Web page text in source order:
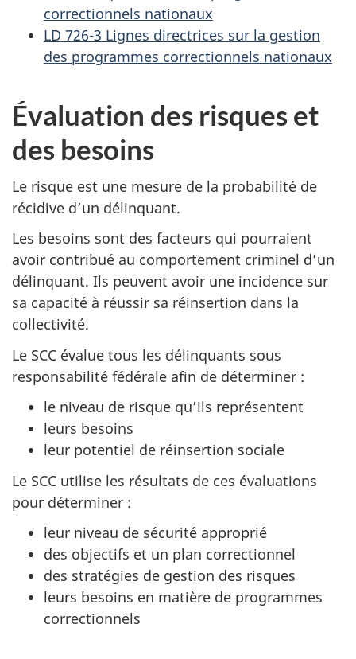
correctionnels nationaux
LD 726-3 Lignes directrices sur la gestion
des programmes correctionnels nationaux
Évaluation des risques et
des besoins
Le risque est une mesure de la probabilité de
récidive d’un délinquant.
Les besoins sont des facteurs qui pourraient
avoir contribué au comportement criminel d’un
délinquant. Ils peuvent avoir une incidence sur
sa capacité à réussir sa réinsertion dans la
collectivité.
Le SCC évalue tous les délinquants sous
responsabilité fédérale afin de déterminer :
le niveau de risque qu’ils représentent
leurs besoins
leur potentiel de réinsertion sociale
Le SCC utilise les résultats de ces évaluations
pour déterminer :
leur niveau de sécurité approprié
des objectifs et un plan correctionnel
des stratégies de gestion des risques
leurs besoins en matière de programmes
correctionnels